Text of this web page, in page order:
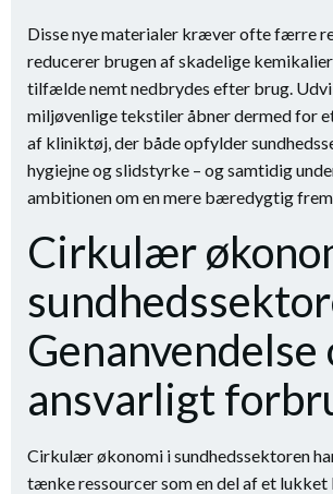
Disse nye materialer kræver ofte færre
reducerer brugen af skadelige
tilfælde nemt nedbrydes efter brug.
miljøvenlige tekstiler åbner dermed for
af kliniktøj, der både opfylder
hygiejne og slidstyrke – og samtidig
ambitionen om en mere bæredygtig
Cirkulær
Genanvendelse
ansvarligt
Cirkulær økonomi i sundhedssektoren
tænke ressourcer som en del af et